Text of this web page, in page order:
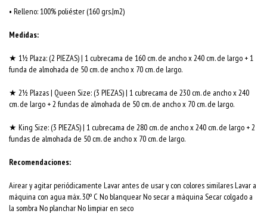
• Relleno: 100% poliéster (160 grs.|m2)
Medidas:
★ 1½ Plaza: (2 PIEZAS) | 1 cubrecama de 160 cm. de ancho x 240 cm. de largo + 1
funda de almohada de 50 cm. de ancho x 70 cm. de largo.
★ 2½ Plazas | Queen Size: (3 PIEZAS) | 1 cubrecama de 230 cm. de ancho x 240
cm. de largo + 2 fundas de almohada de 50 cm. de ancho x 70 cm. de largo.
★ King Size: (3 PIEZAS) | 1 cubrecama de 280 cm. de ancho x 240 cm. de largo + 2
fundas de almohada de 50 cm. de ancho x 70 cm. de largo.
Recomendaciones:
Airear y agitar periódicamente Lavar antes de usar y con colores similares Lavar a
máquina con agua máx. 30º C No blanquear No secar a máquina Secar colgado a
la sombra No planchar No limpiar en seco